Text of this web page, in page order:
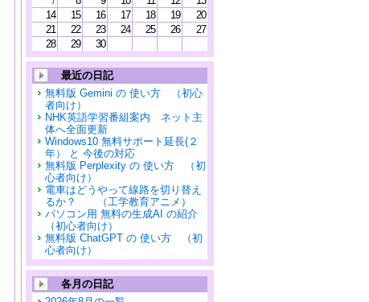
14
15 16 17 18 19
20
21
22 23 24 25 26
27
28
29 30
最近の日記
無料版 Gemini の 使い方 （初心
者向け）
NHK英語学習番組案内 ネット主
体へ全面更新
Windows10 無料サポート延長(２
年） と 今後の対応
無料版 Perplexity の 使い方 （初
心者向け）
電車はどうやって線路を切り替え
るか？ （工学教育アニメ）
パソコン用 無料の生成AI の紹介
（初心者向け）
無料版 ChatGPT の 使い方 （初
心者向け）
各月の日記